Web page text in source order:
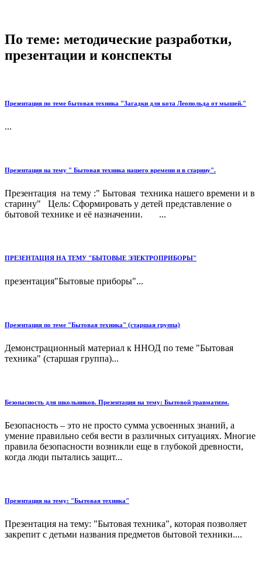
По теме: методические разработки,
презентации и конспекты
Презентация по теме бытовая техника "Загадки для кота Леопольда от мышей."
...
Презентация на тему " Бытовая техника нашего времени и в старину".
Презентация на тему :" Бытовая техника нашего времени и в
старину" Цель: Сформировать у детей представление о
бытовой технике и её назначении. ...
ПРЕЗЕНТАЦИЯ НА ТЕМУ "БЫТОВЫЕ ЭЛЕКТРОПРИБОРЫ"
презентация"Бытовые приборы"...
Презентация по теме "Бытовая техника" (старшая группа)
Демонстрационный материал к ННОД по теме "Бытовая
техника" (старшая группа)...
Безопасность для школьников. Презентация на тему: Бытовой травматизм.
Безопасность – это не просто сумма усвоенных знаний, а
умение правильно себя вести в различных ситуациях. Многие
правила безопасности возникли еще в глубокой древности,
когда люди пытались защит...
Презентация на тему: "Бытовая техника"
Презентация на тему: "Бытовая техника", которая позволяет
закрепит с детьми названия предметов бытовой техники....